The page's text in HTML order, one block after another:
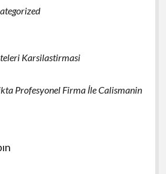
Karsilastirmasi
Profesyonel Firma İle Calismanin